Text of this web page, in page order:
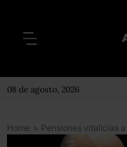
08 de agosto, 2026
Home >